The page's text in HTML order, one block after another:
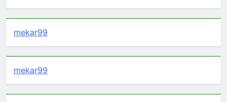
mekar99
mekar99